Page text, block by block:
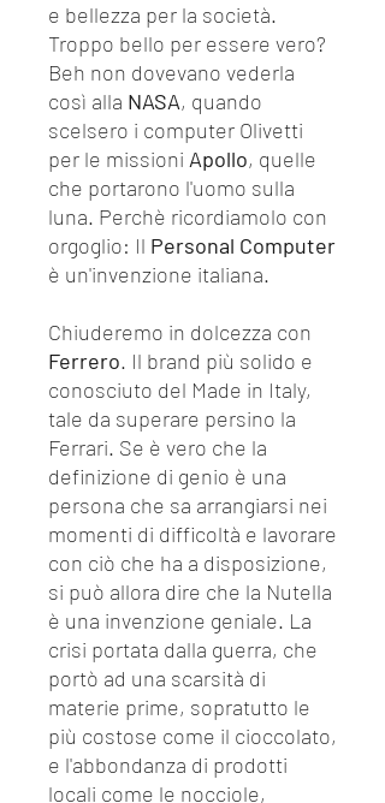
e bellezza per la società.
Troppo bello per essere vero?
Beh non dovevano vederla
così alla NASA, quando
scelsero i computer Olivetti
per le missioni Apollo, quelle
che portarono l'uomo sulla
luna. Perchè ricordiamolo con
orgoglio: Il Personal Computer
è un'invenzione italiana.
Chiuderemo in dolcezza con
Ferrero. Il brand più solido e
conosciuto del Made in Italy,
tale da superare persino la
Ferrari. Se è vero che la
definizione di genio è una
persona che sa arrangiarsi nei
momenti di difficoltà e lavorare
con ciò che ha a disposizione,
si può allora dire che la Nutella
è una invenzione geniale. La
crisi portata dalla guerra, che
portò ad una scarsità di
materie prime, sopratutto le
più costose come il cioccolato,
e l'abbondanza di prodotti
locali come le nocciole,